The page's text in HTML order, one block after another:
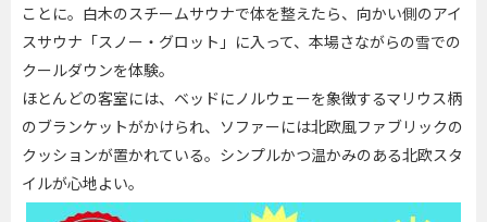
ことに。白木のスチームサウナで体を整えたら、向かい側のアイ
スサウナ「スノー・グロット」に入って、本場さながらの雪での
クールダウンを体験。
ほとんどの客室には、ベッドにノルウェーを象徴するマリウス柄
のブランケットがかけられ、ソファーには北欧風ファブリックの
クッションが置かれている。シンプルかつ温かみのある北欧スタ
イルが心地よい。